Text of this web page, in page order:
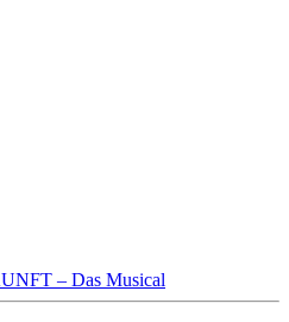
– Das Musical